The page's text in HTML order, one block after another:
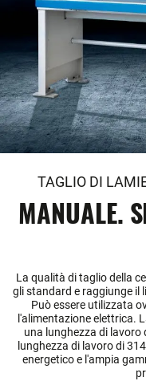
TAGLIO DI
MANUALE.
La qualità di taglio della
gli standard e raggiunge il
Può essere utilizzata
l'alimentazione elettrica.
una lunghezza di lavoro
lunghezza di lavoro di
energetico e l'ampia